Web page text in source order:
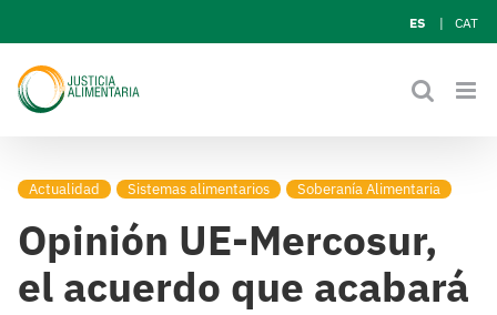
to
content
ES CAT
Actualidad Sistemas alimentarios Soberanía Alimentaria
Opinión UE-Mercosur,
el acuerdo que acabará